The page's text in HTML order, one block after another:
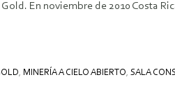
En noviembre de 2010 Costa
, MINERÍA A CIELO ABIERTO, SALA